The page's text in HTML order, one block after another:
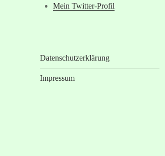
Mein Twitter-Profil
Datenschutzerklärung
Impressum